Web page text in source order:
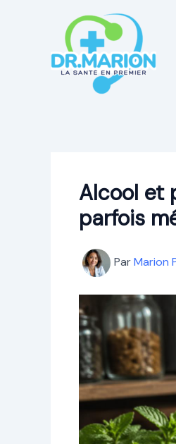
Alcool et
parfois
ParMarion